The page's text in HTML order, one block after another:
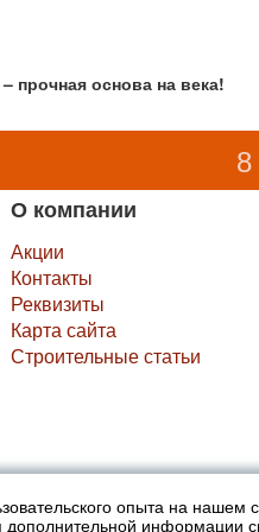
опыта на нашем
дополнительной информации
основа на века!
8
О компании
Акции
Контакты
Реквизиты
Карта сайта
Строительные статьи
ГК РФ).